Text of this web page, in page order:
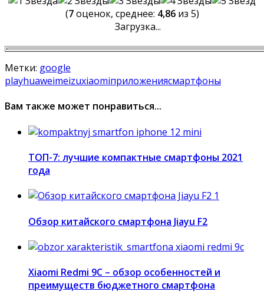
(7оценок, среднее: 4,86из 5)
Загрузка...
Метки: google
playhuaweimeizuxiaomiприложениясмартфоны
Вам также может понравиться...
ТОП-7: лучшие компактные смартфоны 2021
года
Обзор китайского смартфона Jiayu F2
Xiaomi Redmi 9C – обзор особенностей и
преимуществ бюджетного смартфона